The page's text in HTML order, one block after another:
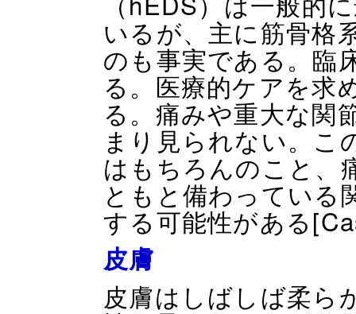
いるが、主に筋骨格
のも事実である。臨
る。医療的ケアを求
る。痛みや重大な関
まり見られない。こ
はもちろんのこと、
ともと備わっている
する可能性がある
皮膚
皮膚はしばしば柔ら